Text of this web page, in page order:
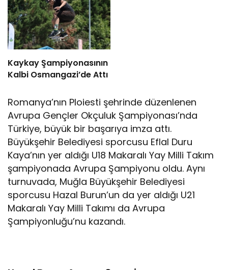
Kaykay Şampiyonasının
Kalbi Osmangazi’de Attı
Romanya’nın Ploiesti şehrinde düzenlenen
Avrupa Gençler Okçuluk Şampiyonası’nda
Türkiye, büyük bir başarıya imza attı.
Büyükşehir Belediyesi sporcusu Eflal Duru
Kaya’nın yer aldığı U18 Makaralı Yay Milli Takım
şampiyonada Avrupa Şampiyonu oldu. Aynı
turnuvada, Muğla Büyükşehir Belediyesi
sporcusu Hazal Burun’un da yer aldığı U21
Makaralı Yay Milli Takımı da Avrupa
Şampiyonluğu’nu kazandı.